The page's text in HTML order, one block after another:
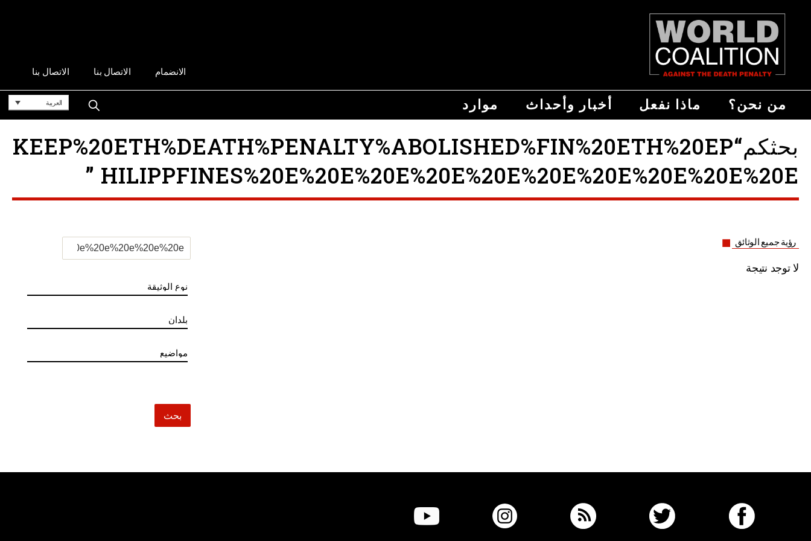
الانضمام الاتصال بنا الاتصال بنا
من نحن؟ ماذا نفعل أخبار وأحداث موارد العربية
بحثكم“KEEP%20ETH%DEATH%PENALTY%ABOLISHED%FIN%20ETH%20EP
HILIPPFINES%20E%20E%20E%20E%20E%20E%20E%20E%20E%20E ”
رؤية جميع الوثائق
لا توجد نتيجة